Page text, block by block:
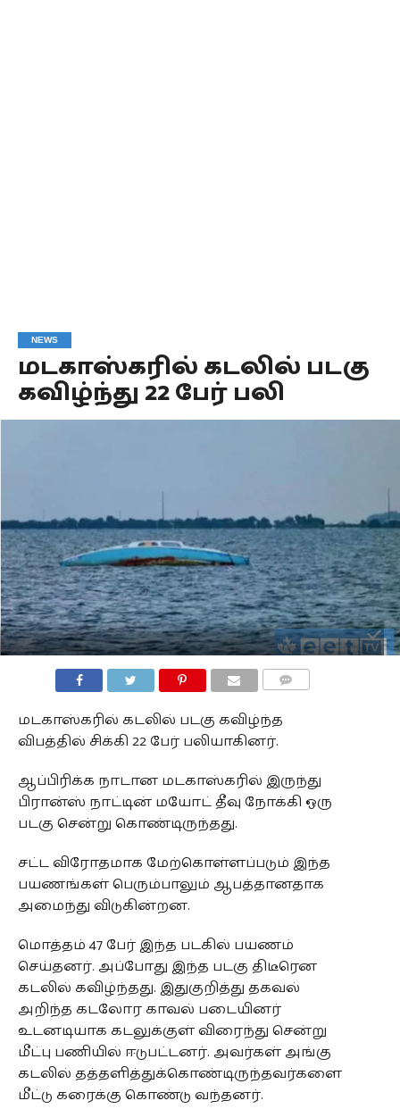
NEWS
மடகாஸ்கரில் கடலில் படகு
கவிழ்ந்து 22 பேர் பலி
மடகாஸ்கரில் கடலில் படகு கவிழ்ந்த
விபத்தில் சிக்கி 22 பேர் பலியாகினர்.
ஆப்பிரிக்க நாடான மடகாஸ்கரில் இருந்து
பிரான்ஸ் நாட்டின் மயோட் தீவு நோக்கி ஒரு
படகு சென்று கொண்டிருந்தது.
சட்ட விரோதமாக மேற்கொள்ளப்படும் இந்த
பயணங்கள் பெரும்பாலும் ஆபத்தானதாக
அமைந்து விடுகின்றன.
மொத்தம் 47 பேர் இந்த படகில் பயணம்
செய்தனர். அப்போது இந்த படகு திடீரென
கடலில் கவிழ்ந்தது. இதுகுறித்து தகவல்
அறிந்த கடலோர காவல் படையினர்
உடனடியாக கடலுக்குள் விரைந்து சென்று
மீட்பு பணியில் ஈடுபட்டனர். அவர்கள் அங்கு
கடலில் தத்தளித்துக்கொண்டிருந்தவர்களை
மீட்டு கரைக்கு கொண்டு வந்தனர்.